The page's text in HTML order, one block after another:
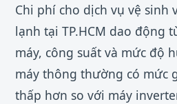
Chi phí cho dịch vụ vệ sinh
lạnh tại TP.HCM dao động
máy, công suất và mức độ
máy thông thường có mức
thấp hơn so với máy